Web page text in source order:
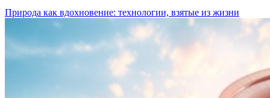
Природа как вдохновение: технологии, взятые из жизни